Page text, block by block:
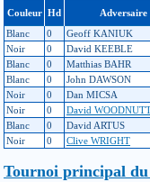
Couleur Hd Adversaire
Blanc
0 Geoff KANIUK
Noir
0 David KEEBLE
Blanc
0 Matthias BAHR
Blanc
0 John DAWSON
Noir
0 Dan MICSA
Noir
0 David
Blanc
0 David ARTUS
Noir
0 Clive WRIGHT
Tournoi principal du